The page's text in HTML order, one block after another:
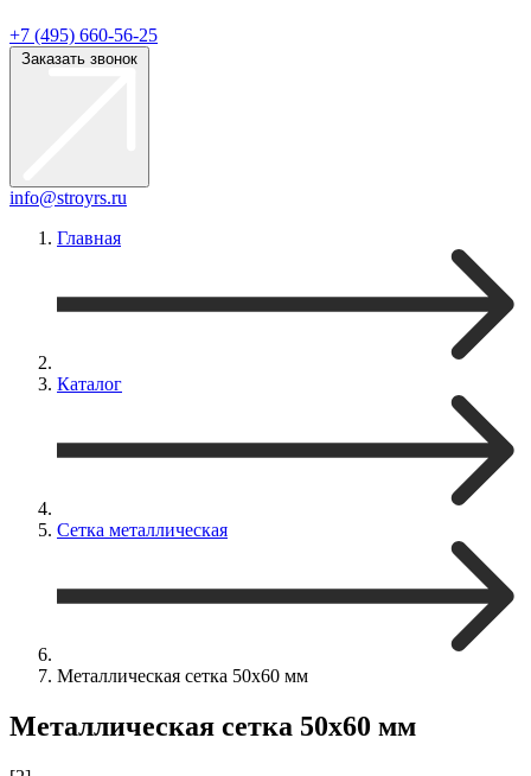
+7 (495) 660-56-25
Заказать звонок
info@stroyrs.ru
Главная
Каталог
Сетка металлическая
Металлическая сетка 50х60 мм
Металлическая сетка 50х60 мм